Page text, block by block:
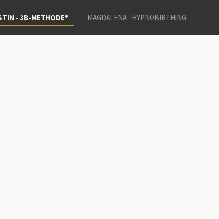
- 3B-METHODE® MAGDALENA - HYPNOBIRTHING